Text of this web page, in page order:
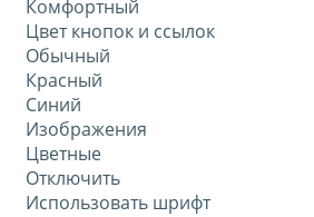
Комфортный
Цвет кнопок и ссылок
Обычный
Красный
Синий
Изображения
Цветные
Отключить
Использовать шрифт